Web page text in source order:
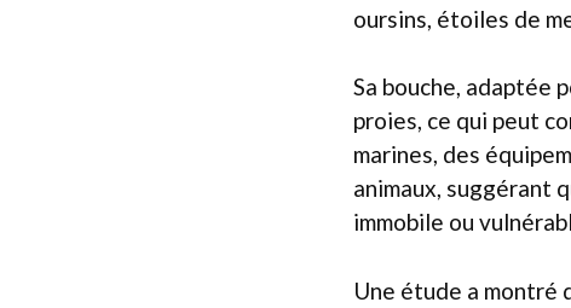
oursins, étoiles de
Sa bouche, adaptée
proies, ce qui peut
marines, des
animaux, suggérant
immobile ou
Une étude a montré